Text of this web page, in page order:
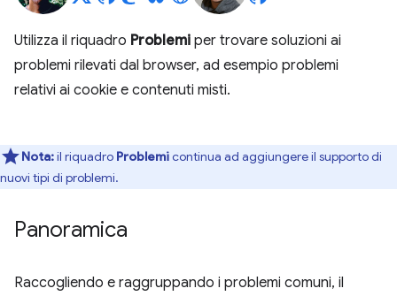
Utilizza il riquadro Problemi per trovare soluzioni ai
problemi rilevati dal browser, ad esempio problemi
relativi ai cookie e contenuti misti.
Nota:il riquadro Problemicontinua ad aggiungere il supporto di
nuovi tipi di problemi.
Panoramica
Raccogliendo e raggruppando i problemi comuni, il